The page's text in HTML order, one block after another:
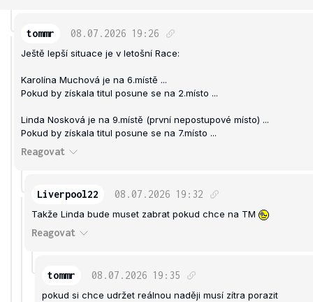
tommr 08.07.2026 19:26
Ještě lepší situace je v letošní Race:
Karolína Muchová je na 6.místě ...
Pokud by získala titul posune se na 2.místo ...
Linda Nosková je na 9.místě (první nepostupové místo) ...
Pokud by získala titul posune se na 7.místo ...
Reagovat
Liverpool22 08.07.2026 19:32
Takže Linda bude muset zabrat pokud chce na TM
Reagovat
tommr 08.07.2026 19:35
pokud si chce udržet reálnou naději musí zítra porazit